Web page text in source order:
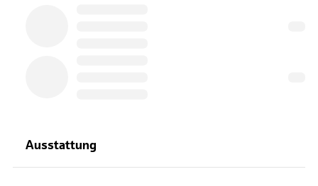
Ausstattung